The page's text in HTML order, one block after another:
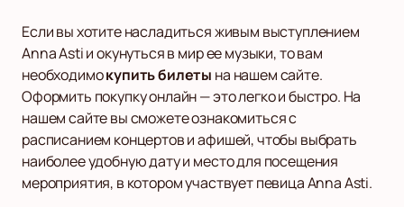
Если вы хотите насладиться живым выступлением
Anna Asti и окунуться в мир ее музыки, то вам
необходимокупить билеты на нашем сайте.
Оформить покупку онлайн — это легко и быстро. На
нашем сайте вы сможете ознакомиться с
расписанием концертов и афишей, чтобы выбрать
наиболее удобную дату и место для посещения
мероприятия, в котором участвует певица Anna Asti.